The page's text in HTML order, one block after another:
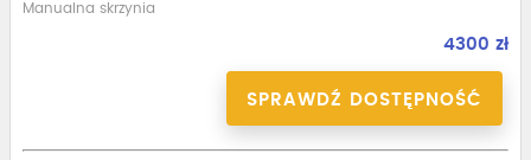
Manualna skrzynia
4300 zł
SPRAWDŹ DOSTĘPNOŚĆ